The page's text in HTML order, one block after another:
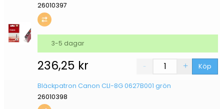
26010397
236,25 kr Köp
3-5 dagar
Bläckpatron Canon CLI-8G 0627B001 grön
26010398